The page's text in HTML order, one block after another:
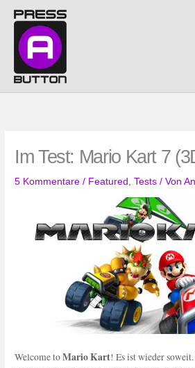
Inhalt
springen
Im Test: Mario Kart 7
5 Kommentare / Featured ,Tests / Von
Welcome toMario Kart! Es ist wieder